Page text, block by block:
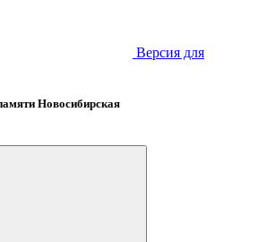
Версия для
Новосибирская